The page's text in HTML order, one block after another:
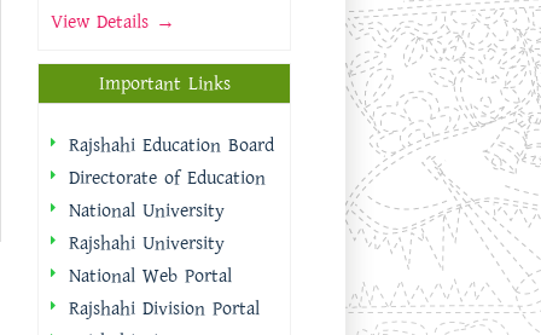
National University
National Web Portal
Rajshahi City
Corporation
Rajshahi District Portal
Quick Links